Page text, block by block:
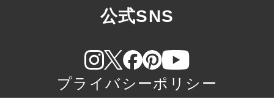
公式SNS
プライバシーポリシー